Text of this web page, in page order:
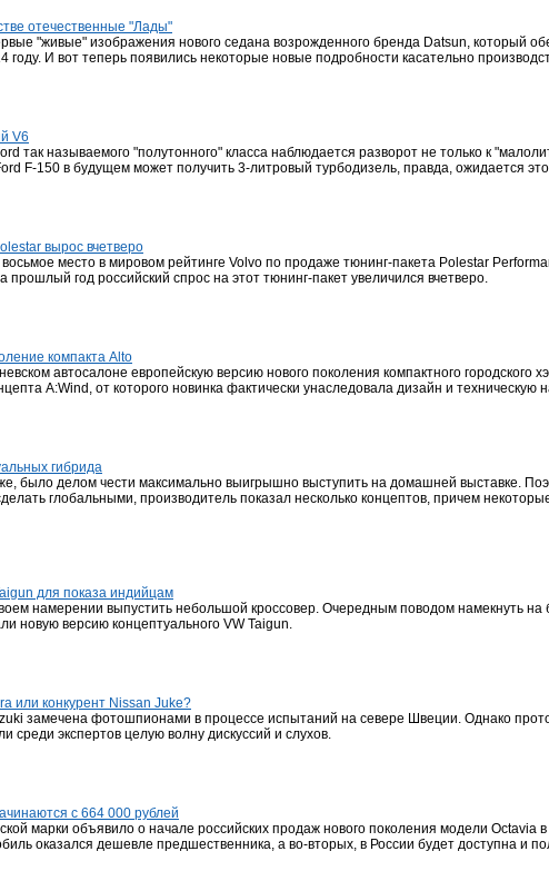
отечественные "Лады"
"живые" изображения нового седана возрожденного бренда Datsun, который
году. И вот теперь появились некоторые новые подробности касательно
V6
так называемого "полутонного" класса наблюдается разворот не только к
F-150 в будущем может получить 3-литровый турбодизель, правда, ожидается
вырос вчетверо
место в мировом рейтинге Volvo по продаже тюнинг-пакета Polestar
прошлый год российский спрос на этот тюнинг-пакет увеличился вчетверо.
компакта Alto
автосалоне европейскую версию нового поколения компактного городского
A:Wind, от которого новинка фактически унаследовала дизайн и техническую
гибрида
было делом чести максимально выигрышно выступить на домашней выставке.
глобальными, производитель показал несколько концептов, причем
для показа индийцам
намерении выпустить небольшой кроссовер. Очередным поводом намекнуть
новую версию концептуального VW Taigun.
или конкурент Nissan Juke?
замечена фотошпионами в процессе испытаний на севере Швеции. Однако
экспертов целую волну дискуссий и слухов.
с 664 000 рублей
марки объявило о начале российских продаж нового поколения модели Octavia
оказался дешевле предшественника, а во-вторых, в России будет доступна и